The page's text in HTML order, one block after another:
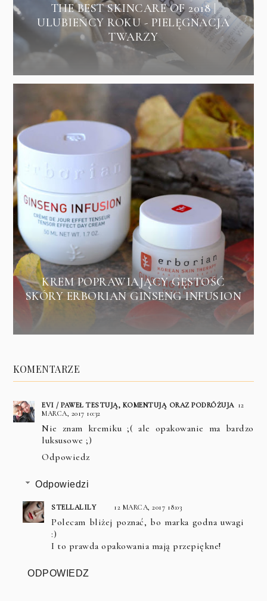
THE BEST SKINCARE OF 2018 |
ULUBIEŃCY ROKU - PIELĘGNACJA
TWARZY
KREM POPRAWIAJĄCY GĘSTOŚĆ
SKÓRY ERBORIAN GINSENG INFUSION
KOMENTARZE
EVI / PAWEŁ TESTUJĄ, KOMENTUJĄ ORAZ PODRÓŻUJA 12
MARCA, 2017 10:32
Nie znam kremiku ;( ale opakowanie ma bardzo
luksusowe ;)
Odpowiedz
Odpowiedzi
STELLALILY 12 MARCA, 2017 18:03
Polecam bliżej poznać, bo marka godna uwagi
:)
I to prawda opakowania mają przepiękne!
ODPOWIEDZ